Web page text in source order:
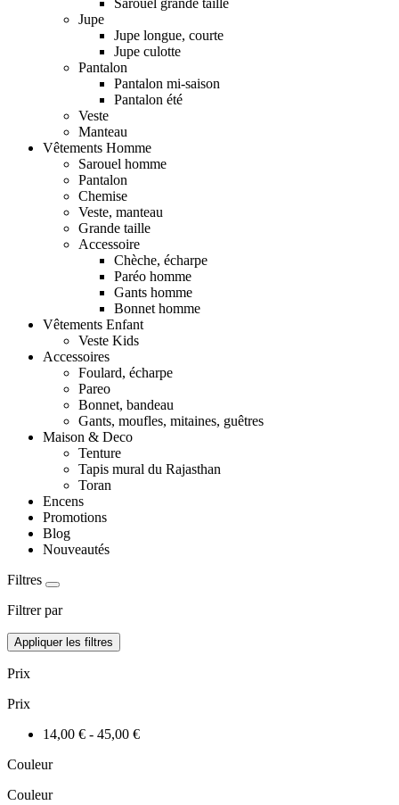
Sarouel grande taille
Jupe
Jupe longue, courte
Jupe culotte
Pantalon
Pantalon mi-saison
Pantalon été
Veste
Manteau
Vêtements Homme
Sarouel homme
Pantalon
Chemise
Veste, manteau
Grande taille
Accessoire
Chèche, écharpe
Paréo homme
Gants homme
Bonnet homme
Vêtements Enfant
Veste Kids
Accessoires
Foulard, écharpe
Pareo
Bonnet, bandeau
Gants, moufles, mitaines, guêtres
Maison & Deco
Tenture
Tapis mural du Rajasthan
Toran
Encens
Promotions
Blog
Nouveautés
Filtres
Filtrer par
Appliquer les filtres
Prix
Prix
14,00 € - 45,00 €
Couleur
Couleur